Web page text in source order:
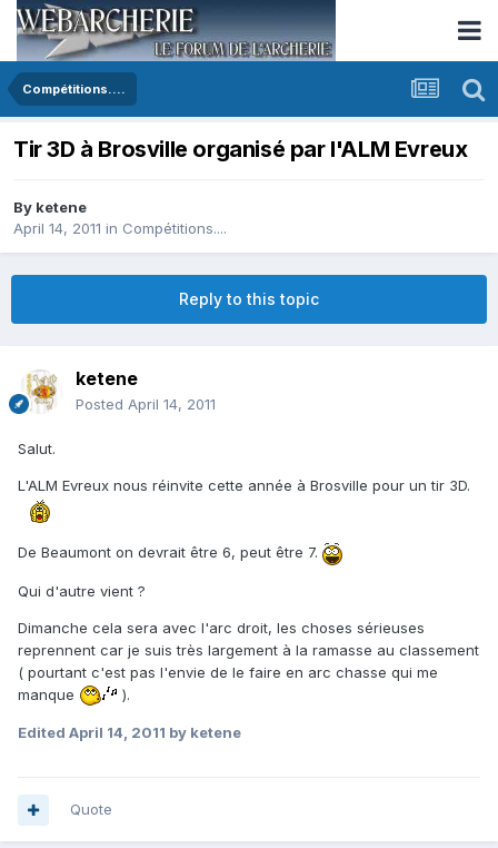
Compétitions....
Tir 3D à Brosville organisé par l'ALM Evreux
By ketene
April 14, 2011 in Compétitions....
Reply to this topic
ketene
Posted April 14, 2011
Salut.
L'ALM Evreux nous réinvite cette année à Brosville pour un tir 3D.
De Beaumont on devrait être 6, peut être 7.
Qui d'autre vient ?
Dimanche cela sera avec l'arc droit, les choses sérieuses
reprennent car je suis très largement à la ramasse au classement
( pourtant c'est pas l'envie de le faire en arc chasse qui me
manque
).
Edited April 14, 2011 by ketene
Quote